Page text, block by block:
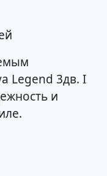
Legend 3дв. I
и